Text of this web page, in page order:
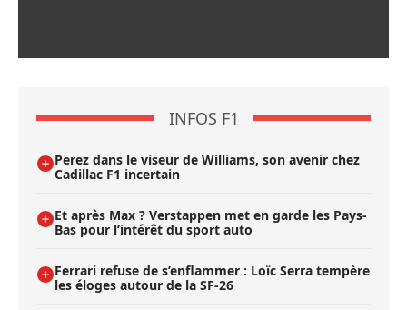
INFOS F1
Perez dans le viseur de Williams, son avenir chez
Cadillac F1 incertain
Et après Max ? Verstappen met en garde les Pays-
Bas pour l’intérêt du sport auto
Ferrari refuse de s’enflammer : Loïc Serra tempère
les éloges autour de la SF-26